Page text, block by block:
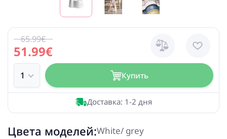
51.99€
65.99€
Купить
Доставка: 1-2 дня
Цвета моделей:White/ grey